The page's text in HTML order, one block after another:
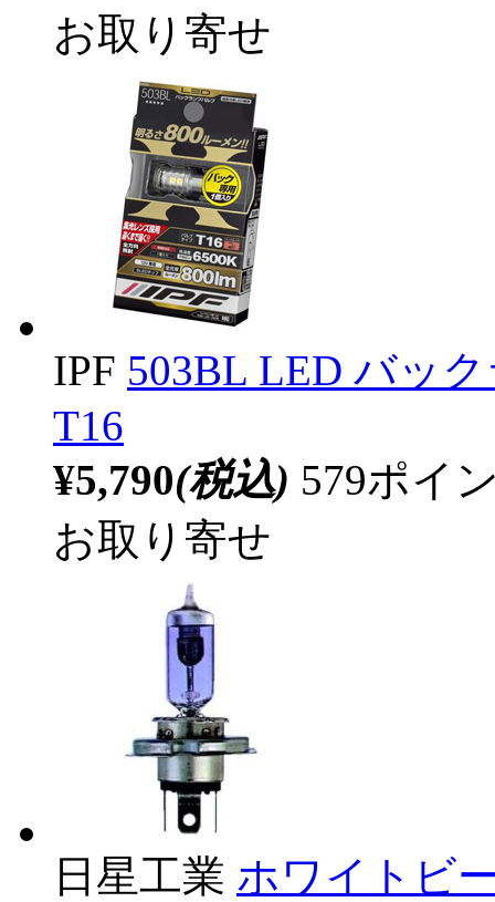
お取り寄せ
IPF 503BL LED バッ
T16
¥5,790(税込) 579ポイ
お取り寄せ
日星工業 ホワイトビ